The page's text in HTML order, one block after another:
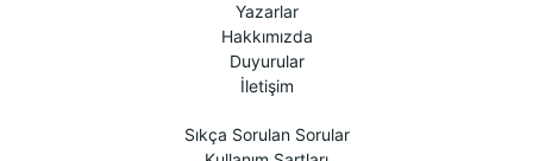
Yazarlar
Hakkımızda
Duyurular
İletişim
Sıkça Sorulan Sorular